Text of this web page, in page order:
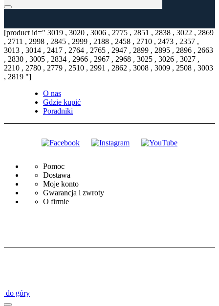
[product id=" 3019 , 3020 , 3006 , 2775 , 2851 , 2838 , 3022 , 2869
, 2711 , 2998 , 2845 , 2999 , 2188 , 2458 , 2710 , 2473 , 2357 ,
3013 , 3014 , 2417 , 2764 , 2765 , 2947 , 2899 , 2895 , 2896 , 2663
, 2830 , 3005 , 2834 , 2966 , 2967 , 2968 , 3025 , 3026 , 3027 ,
2210 , 2780 , 2779 , 2510 , 2991 , 2862 , 3008 , 3009 , 2508 , 3003
, 2819 "]
O nas
Gdzie kupić
Poradniki
Pomoc
Dostawa
Moje konto
Gwarancja i zwroty
O firmie
do góry